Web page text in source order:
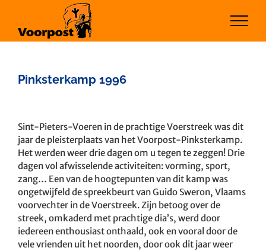
inhoud
Pinksterkamp 1996
grotere
afbeelding
Sint-Pieters-Voeren in de prachtige Voerstreek was dit
jaar de pleisterplaats van het Voorpost-Pinksterkamp.
Het werden weer drie dagen om u tegen te zeggen! Drie
dagen vol afwisselende activiteiten: vorming, sport,
zang… Een van de hoogtepunten van dit kamp was
ongetwijfeld de spreekbeurt van Guido Sweron, Vlaams
voorvechter in de Voerstreek. Zijn betoog over de
streek, omkaderd met prachtige dia’s, werd door
iedereen enthousiast onthaald, ook en vooral door de
vele vrienden uit het noorden, door ook dit jaar weer